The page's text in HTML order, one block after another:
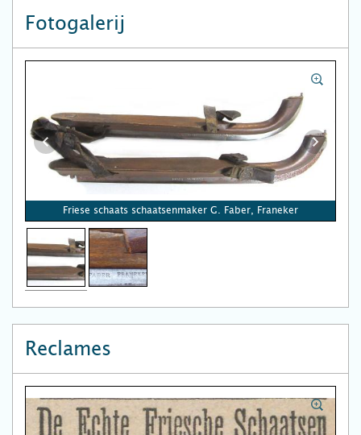
Fotogalerij
Friese schaats schaatsenmaker G. Faber, Franeker
Reclames